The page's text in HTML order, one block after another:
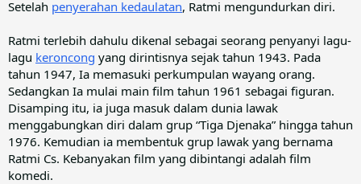
Setelah penyerahan kedaulatan, Ratmi mengundurkan diri.
Ratmi terlebih dahulu dikenal sebagai seorang penyanyi lagu-
lagu keroncong yang dirintisnya sejak tahun 1943. Pada
tahun 1947, Ia memasuki perkumpulan wayang orang.
Sedangkan Ia mulai main film tahun 1961 sebagai figuran.
Disamping itu, ia juga masuk dalam dunia lawak
menggabungkan diri dalam grup “Tiga Djenaka” hingga tahun
1976. Kemudian ia membentuk grup lawak yang bernama
Ratmi Cs. Kebanyakan film yang dibintangi adalah film
komedi.